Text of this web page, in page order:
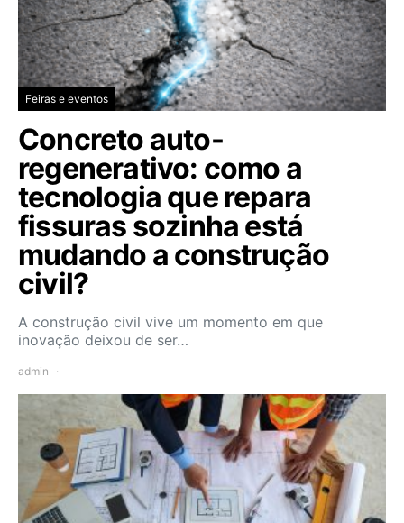
Feiras e eventos
Concreto auto-
regenerativo: como a
tecnologia que repara
fissuras sozinha está
mudando a construção
civil?
A construção civil vive um momento em que
inovação deixou de ser…
admin